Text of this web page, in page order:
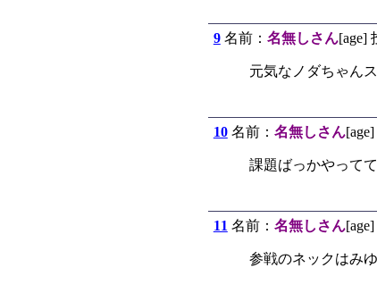
9名前： 名無しさん[age]
元気なノダちゃん
10名前： 名無しさん
課題ばっかやって
11 名前： 名無しさん
参戦のネックはみ